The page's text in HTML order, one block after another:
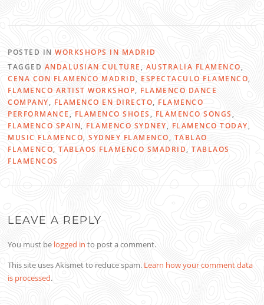
POSTED INWORKSHOPS IN MADRID
TAGGED ANDALUSIAN CULTURE , AUSTRALIA FLAMENCO,
CENA CON FLAMENCO MADRID, ESPECTACULO FLAMENCO,
FLAMENCO ARTIST WORKSHOP, FLAMENCO DANCE
COMPANY, FLAMENCO EN DIRECTO, FLAMENCO
PERFORMANCE , FLAMENCO SHOES , FLAMENCO SONGS,
FLAMENCO SPAIN, FLAMENCO SYDNEY, FLAMENCO TODAY,
MUSIC FLAMENCO,SYDNEY FLAMENCO, TABLAO
FLAMENCO,TABLAOS FLAMENCO SMADRID,TABLAOS
FLAMENCOS
LEAVE A REPLY
You must be logged in to post a comment.
This site uses Akismet to reduce spam. Learn how your comment data
is processed.